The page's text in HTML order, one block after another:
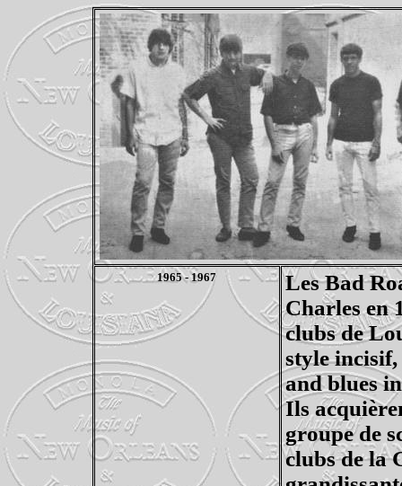
1965 - 1967 Les Bad
Charles en
clubs de
style incisif,
and blues
Ils
groupe de
clubs dela